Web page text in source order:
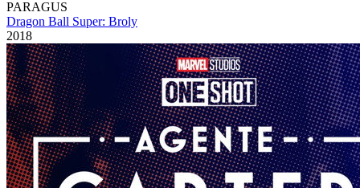
PARAGUS
Dragon Ball Super: Broly
2018